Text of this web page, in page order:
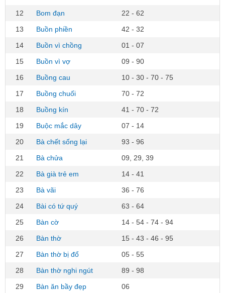
12
Bom đạn
22 - 62
13
Buồn phiền
42 - 32
14
Buồn vì chồng
01 - 07
15
Buồn vì vợ
09 - 90
16
Buồng cau
10 - 30 - 70 - 75
17
Buồng chuối
70 - 72
18
Buồng kín
41 - 70 - 72
19
Buộc mắc dây
07 - 14
20
Bà chết sống lại
93 - 96
21
Bà chửa
09, 29, 39
22
Bà già trẻ em
14 - 41
23
Bà vãi
36 - 76
24
Bài có tứ quý
63 - 64
25
Bàn cờ
14 - 54 - 74 - 94
26
Bàn thờ
15 - 43 - 46 - 95
27
Bàn thờ bị đổ
05 - 55
28
Bàn thờ nghi ngút
89 - 98
29
Bàn ăn bầy đẹp
06